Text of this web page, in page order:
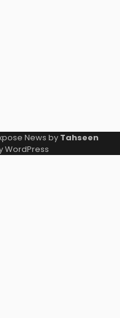
News by Tahseen
WordPress